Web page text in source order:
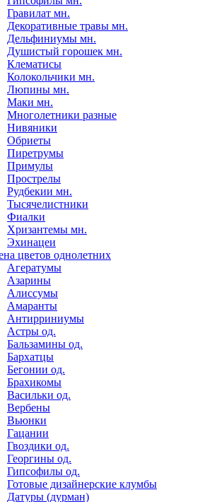
Гравилат мн.
Декоративные травы мн.
Дельфиниумы мн.
Душистый горошек мн.
Клематисы
Колокольчики мн.
Люпины мн.
Маки мн.
Многолетники разные
Нивяники
Обриеты
Пиретрумы
Примулы
Прострелы
Рудбекии мн.
Тысячелистники
Фиалки
Хризантемы мн.
Эхинацеи
цветов однолетних
Агератумы
Азарины
Алиссумы
Амаранты
Антирриниумы
Астры од.
Бальзамины од.
Бархатцы
Бегонии од.
Брахикомы
Васильки од.
Вербены
Вьюнки
Гацании
Гвоздики од.
Георгины од.
Гипсофилы од.
Готовые дизайнерские клумбы
Датуры (дурман)